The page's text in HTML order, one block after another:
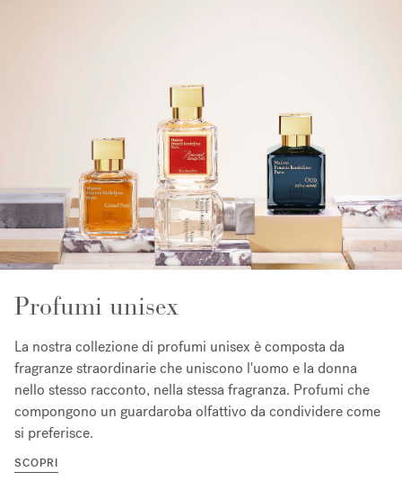
Profumi unisex
La nostra collezione di profumi unisex è composta da
fragranze straordinarie che uniscono l'uomo e la donna
nello stesso racconto, nella stessa fragranza. Profumi che
compongono un guardaroba olfattivo da condividere come
si preferisce.
SCOPRI